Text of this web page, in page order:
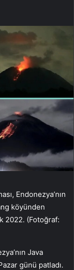
Endonezya’nın
köyünden
2022. (Fotoğraf:
Java
günü patladı.